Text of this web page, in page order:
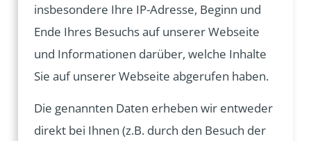
insbesondere Ihre IP-Adresse, Beginn und
Ende Ihres Besuchs auf unserer Webseite
und Informationen darüber, welche Inhalte
Sie auf unserer Webseite abgerufen haben.
Die genannten Daten erheben wir entweder
direkt bei Ihnen (z.B. durch den Besuch der